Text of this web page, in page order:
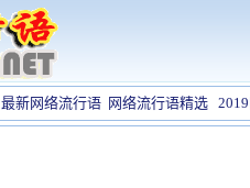
最新网络流行语 网络流行语精选